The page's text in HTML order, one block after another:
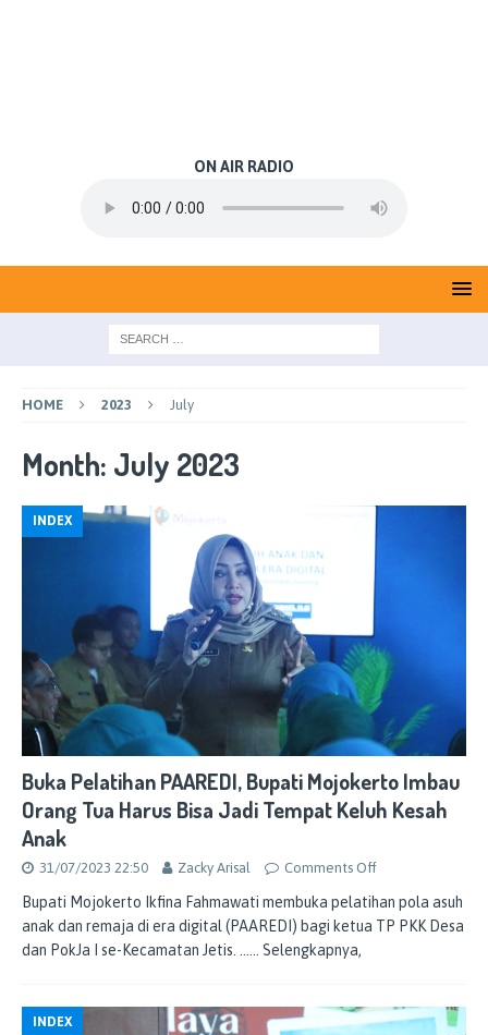
ON AIR RADIO
HOME 2023 July
Month: July 2023
INDEX
Buka Pelatihan PAAREDI, Bupati Mojokerto Imbau
Orang Tua Harus Bisa Jadi Tempat Keluh Kesah
Anak
31/07/2023 22:50 Zacky Arisal Comments Off
Bupati Mojokerto Ikfina Fahmawati membuka pelatihan pola asuh
anak dan remaja di era digital (PAAREDI) bagi ketua TP PKK Desa
dan PokJa I se-Kecamatan Jetis.
…… Selengkapnya,
INDEX